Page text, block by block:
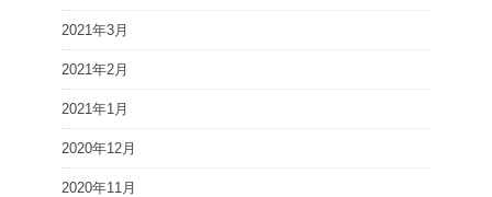
2021年3月
2021年2月
2021年1月
2020年12月
2020年11月